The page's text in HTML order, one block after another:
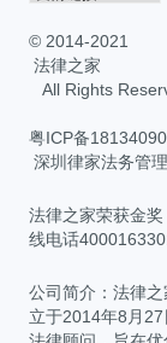
© 2014-2021
法律之家
All Rights
粤ICP备
深圳律家法务管
法律之家荣获金
线电话
公司简介：法律
立于2014年8月